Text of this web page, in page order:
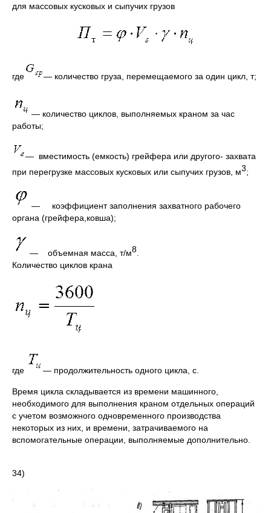
для массовых кусковых и сыпучих грузов
где — количество груза, перемещаемого за один цикл, т;
— количество циклов, выполняемых краном за час
работы;
— вместимость (емкость) грейфера или другого- захвата
при перегруз­ке массовых кусковых или сыпучих грузов, м3;
— коэффициент заполнения захватного рабочего
органа (грейфера,ковша);
— объемная масса, т/м8
Количество циклов крана
где — продолжительность одного цикла, с.
Время цикла складывается из времени машинного,
необходимого для вы­полнения краном отдельных операций
с учетом возможного одновременного производства
некоторых из них, и времени, затрачиваемого на
вспомогатель­ные операции, выполняемые дополнительно.
34)